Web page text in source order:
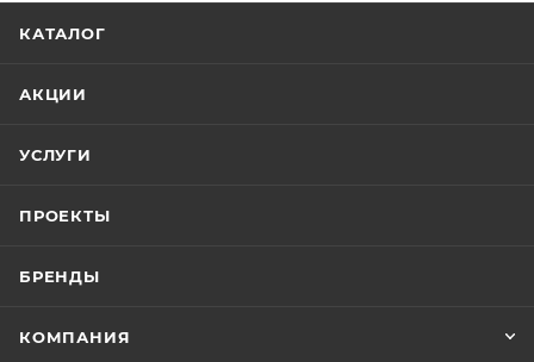
КАТАЛОГ
АКЦИИ
УСЛУГИ
ПРОЕКТЫ
БРЕНДЫ
КОМПАНИЯ